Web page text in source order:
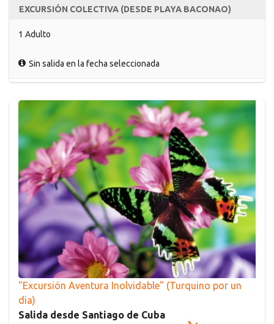
EXCURSIÓN COLECTIVA (DESDE PLAYA BACONAO)
1 Adulto
Sin salida en la fecha seleccionada
"Excursión Aventura Inolvidable" (Turquino por un
dia)
Salida desde Santiago de Cuba